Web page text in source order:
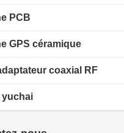
PCB
GPS céramique
coaxial RF
yuchai